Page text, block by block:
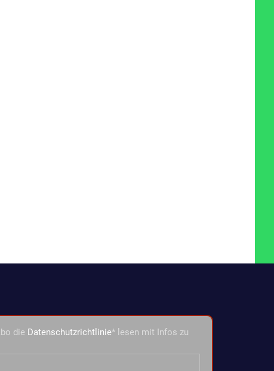
die Datenschutzrichtlinie* lesen mit Infos zu